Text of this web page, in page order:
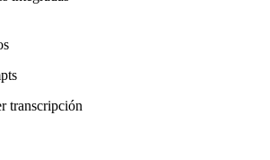
transcripción